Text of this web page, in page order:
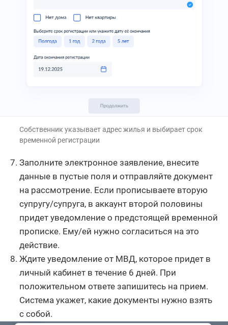
Собственник указывает адрес жилья и выбирает срок
временной регистрации
Заполните электронное заявление, внесите
данные в пустые поля и отправляйте документ
на рассмотрение. Если прописываете вторую
супругу/супруга, в аккаунт второй половины
придет уведомление о предстоящей временной
прописке. Ему/ей нужно согласиться на это
действие.
Ждите уведомление от МВД, которое придет в
личный кабинет в течение 6 дней. При
положительном ответе запишитесь на прием.
Система укажет, какие документы нужно взять
с собой.